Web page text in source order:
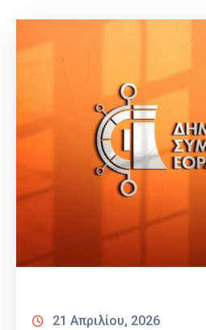
21 Απριλίου, 2026